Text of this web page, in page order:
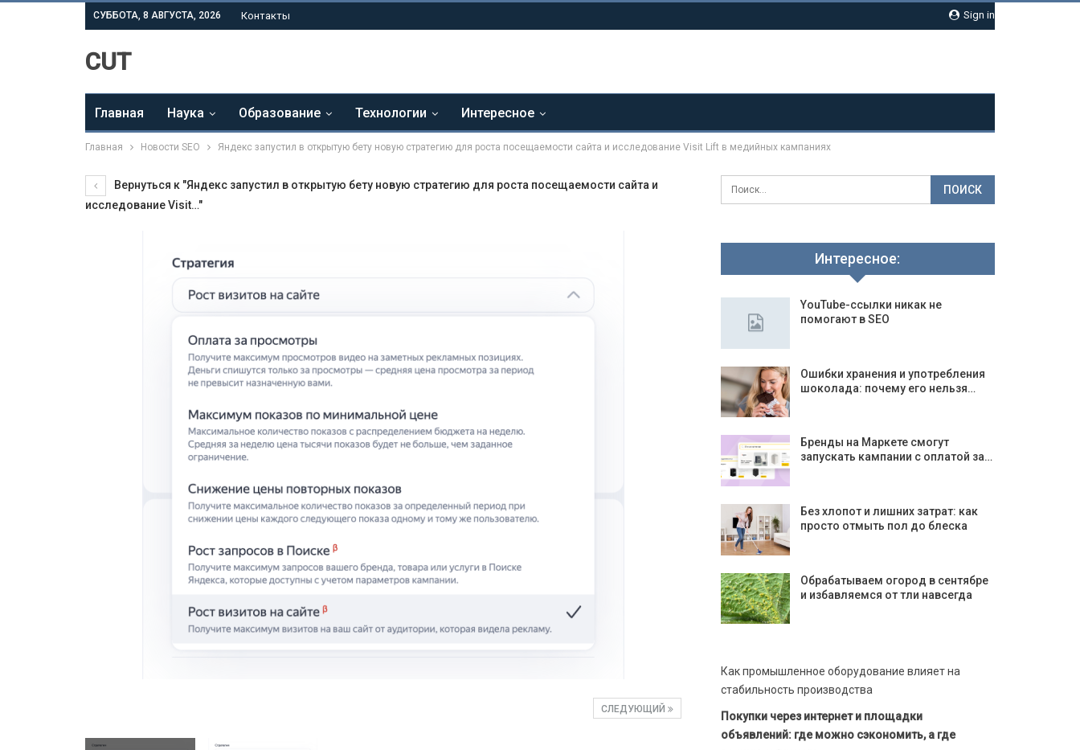
Sign in
СУББОТА, 8 АВГУСТА, 2026 Контакты
CUT
Главная Наука Образование Технологии Интересное
Главная Новости SEO Яндекс запустил в открытую бету новую стратегию для роста посещаемости сайта и исследование Visit Lift в медийных кампаниях
Вернуться к "Яндекс запустил в открытую бету новую стратегию для роста посещаемости сайта и
исследование Visit…"
СЛЕДУЮЩИЙ
Интересное:
YouTube-ссылки никак не
помогают в SEO
Ошибки хранения и употребления
шоколада: почему его нельзя…
Бренды на Маркете смогут
запускать кампании с оплатой за…
Без хлопот и лишних затрат: как
просто отмыть пол до блеска
Обрабатываем огород в сентябре
и избавляемся от тли навсегда
Как промышленное оборудование влияет на
стабильность производства
Покупки через интернет и площадки
объявлений: где можно сэкономить, а где